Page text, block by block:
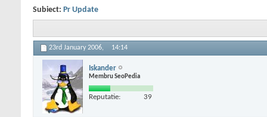
Subiect: Pr Update
23rd January 2006, 14:14
Iskander
Membru SeoPedia
Reputatie: 39